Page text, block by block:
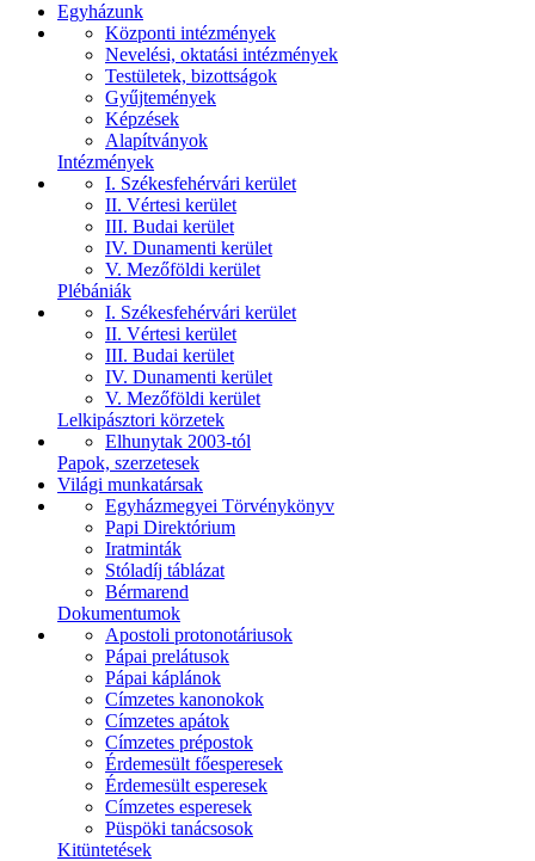
Egyházunk
Központi intézmények
Nevelési, oktatási intézmények
Testületek, bizottságok
Gyűjtemények
Képzések
Alapítványok
Intézmények
I. Székesfehérvári kerület
II. Vértesi kerület
III. Budai kerület
IV. Dunamenti kerület
V. Mezőföldi kerület
Plébániák
I. Székesfehérvári kerület
II. Vértesi kerület
III. Budai kerület
IV. Dunamenti kerület
V. Mezőföldi kerület
Lelkipásztori körzetek
Elhunytak 2003-tól
Papok, szerzetesek
Világi munkatársak
Egyházmegyei Törvénykönyv
Papi Direktórium
Iratminták
Stóladíj táblázat
Bérmarend
Dokumentumok
Apostoli protonotáriusok
Pápai prelátusok
Pápai káplánok
Címzetes kanonokok
Címzetes apátok
Címzetes prépostok
Érdemesült főesperesek
Érdemesült esperesek
Címzetes esperesek
Püspöki tanácsosok
Kitüntetések